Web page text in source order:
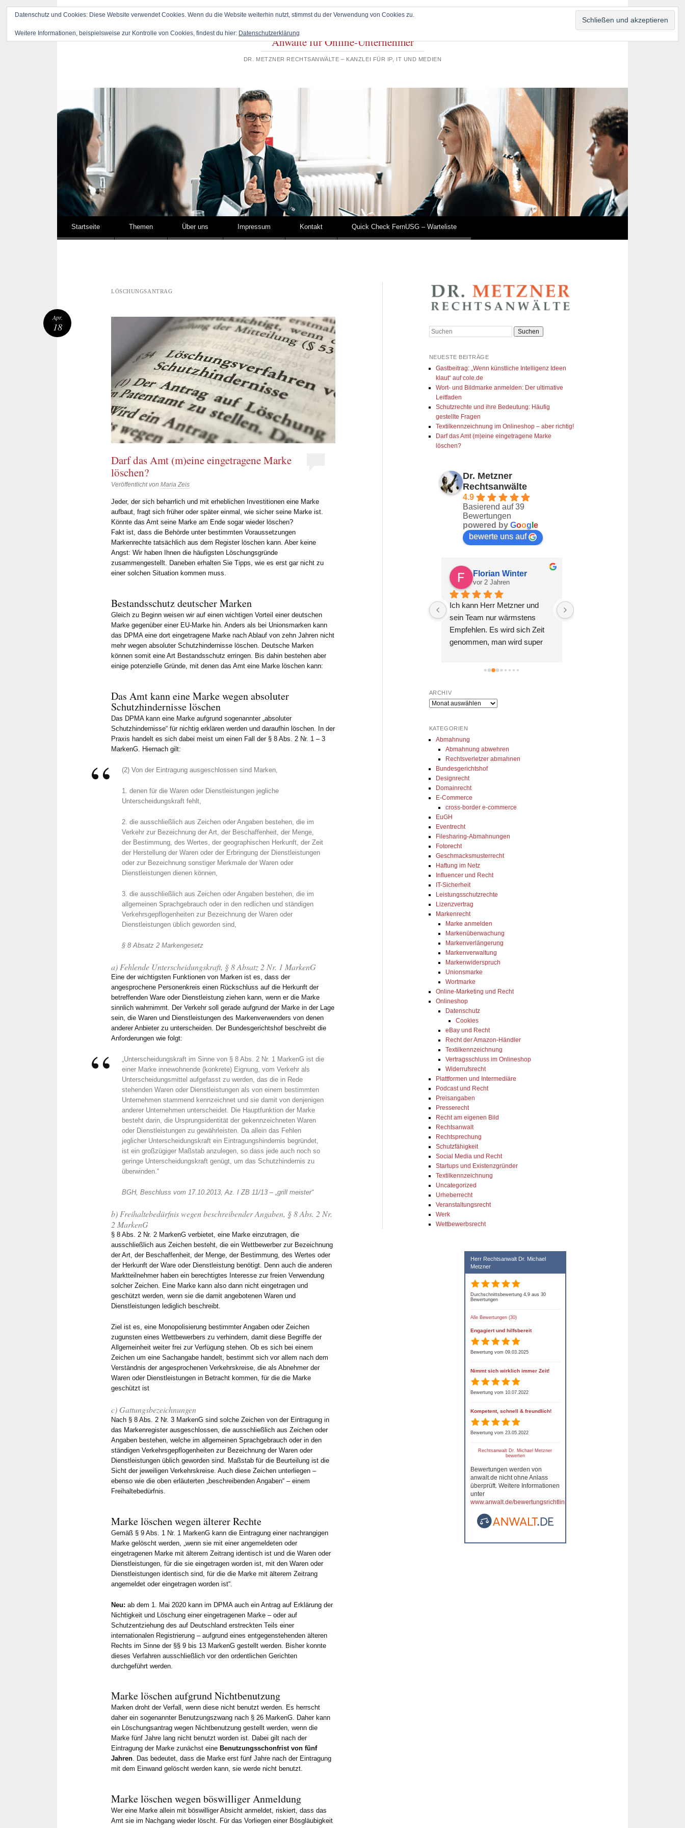
Anwälte für Online-Unternehmer
DR. METZNER RECHTSANWÄLTE – KANZLEI FÜR IP, IT UND MEDIEN
Springe zum Inhalt
Startseite Themen Über uns Impressum Kontakt Quick Check FernUSG – Warteliste
LÖSCHUNGSANTRAG
Darf das Amt (m)eine eingetragene Marke
löschen?
Veröffentlicht von Maria Zeis
Jeder, der sich beharrlich und mit erheblichen Investitionen eine Marke
aufbaut, fragt sich früher oder später einmal, wie sicher seine Marke ist.
Könnte das Amt seine Marke am Ende sogar wieder löschen?
Fakt ist, dass die Behörde unter bestimmten Voraussetzungen
Markenrechte tatsächlich aus dem Register löschen kann. Aber keine
Angst: Wir haben Ihnen die häufigsten Löschungsgründe
zusammengestellt. Daneben erhalten Sie Tipps, wie es erst gar nicht zu
einer solchen Situation kommen muss.
Bestandsschutz deutscher Marken
Gleich zu Beginn weisen wir auf einen wichtigen Vorteil einer deutschen
Marke gegenüber einer EU-Marke hin. Anders als bei Unionsmarken kann
das DPMA eine dort eingetragene Marke nach Ablauf von zehn Jahren nicht
mehr wegen absoluter Schutzhindernisse löschen. Deutsche Marken
können somit eine Art Bestandsschutz erringen. Bis dahin bestehen aber
einige potenzielle Gründe, mit denen das Amt eine Marke löschen kann:
Das Amt kann eine Marke wegen absoluter
Schutzhindernisse löschen
Das DPMA kann eine Marke aufgrund sogenannter „absoluter
Schutzhindernisse“ für nichtig erklären werden und daraufhin löschen. In der
Praxis handelt es sich dabei meist um einen Fall der § 8 Abs. 2 Nr. 1 – 3
MarkenG. Hiernach gilt:
(2) Von der Eintragung ausgeschlossen sind Marken,
1. denen für die Waren oder Dienstleistungen jegliche
Unterscheidungskraft fehlt,
2. die ausschließlich aus Zeichen oder Angaben bestehen, die im
Verkehr zur Bezeichnung der Art, der Beschaffenheit, der Menge,
der Bestimmung, des Wertes, der geographischen Herkunft, der Zeit
der Herstellung der Waren oder der Erbringung der Dienstleistungen
oder zur Bezeichnung sonstiger Merkmale der Waren oder
Dienstleistungen dienen können,
3. die ausschließlich aus Zeichen oder Angaben bestehen, die im
allgemeinen Sprachgebrauch oder in den redlichen und ständigen
Verkehrsgepflogenheiten zur Bezeichnung der Waren oder
Dienstleistungen üblich geworden sind,
§ 8 Absatz 2 Markengesetz
a) Fehlende Unterscheidungskraft, § 8 Absatz 2 Nr. 1 MarkenG
Eine der wichtigsten Funktionen von Marken ist es, dass der
angesprochene Personenkreis einen Rückschluss auf die Herkunft der
betreffenden Ware oder Dienstleistung ziehen kann, wenn er die Marke
sinnlich wahrnimmt. Der Verkehr soll gerade aufgrund der Marke in der Lage
sein, die Waren und Dienstleistungen des Markenverwenders von denen
anderer Anbieter zu unterscheiden. Der Bundesgerichtshof beschreibt die
Anforderungen wie folgt:
„Unterscheidungskraft im Sinne von § 8 Abs. 2 Nr. 1 MarkenG ist die
einer Marke innewohnende (konkrete) Eignung, vom Verkehr als
Unterscheidungsmittel aufgefasst zu werden, das die in Rede
stehenden Waren oder Dienstleistungen als von einem bestimmten
Unternehmen stammend kennzeichnet und sie damit von denjenigen
anderer Unternehmen unterscheidet. Die Hauptfunktion der Marke
besteht darin, die Ursprungsidentität der gekennzeichneten Waren
oder Dienstleistungen zu gewährleisten. Da allein das Fehlen
jeglicher Unterscheidungskraft ein Eintragungshindernis begründet,
ist ein großzügiger Maßstab anzulegen, so dass jede auch noch so
geringe Unterscheidungskraft genügt, um das Schutzhindernis zu
überwinden.“
BGH, Beschluss vom 17.10.2013, Az. I ZB 11/13 – „grill meister“
b) Freihaltebedürfnis wegen beschreibender Angaben, § 8 Abs. 2 Nr.
2 MarkenG
§ 8 Abs. 2 Nr. 2 MarkenG verbietet, eine Marke einzutragen, die
ausschließlich aus Zeichen besteht, die ein Wettbewerber zur Bezeichnung
der Art, der Beschaffenheit, der Menge, der Bestimmung, des Wertes oder
der Herkunft der Ware oder Dienstleistung benötigt. Denn auch die anderen
Marktteilnehmer haben ein berechtigtes Interesse zur freien Verwendung
solcher Zeichen. Eine Marke kann also dann nicht eingetragen und
geschützt werden, wenn sie die damit angebotenen Waren und
Dienstleistungen lediglich beschreibt.
Ziel ist es, eine Monopolisierung bestimmter Angaben oder Zeichen
zugunsten eines Wettbewerbers zu verhindern, damit diese Begriffe der
Allgemeinheit weiter frei zur Verfügung stehen. Ob es sich bei einem
Zeichen um eine Sachangabe handelt, bestimmt sich vor allem nach dem
Verständnis der angesprochenen Verkehrskreise, die als Abnehmer der
Waren oder Dienstleistungen in Betracht kommen, für die die Marke
geschützt ist
c) Gattungsbezeichnungen
Nach § 8 Abs. 2 Nr. 3 MarkenG sind solche Zeichen von der Eintragung in
das Markenregister ausgeschlossen, die ausschließlich aus Zeichen oder
Angaben bestehen, welche im allgemeinen Sprachgebrauch oder in den
ständigen Verkehrsgepflogenheiten zur Bezeichnung der Waren oder
Dienstleistungen üblich geworden sind. Maßstab für die Beurteilung ist die
Sicht der jeweiligen Verkehrskreise. Auch diese Zeichen unterliegen –
ebenso wie die oben erläuterten „beschreibenden Angaben“ – einem
Freihaltebedürfnis.
Marke löschen wegen älterer Rechte
Gemäß § 9 Abs. 1 Nr. 1 MarkenG kann die Eintragung einer nachrangigen
Marke gelöscht werden, „wenn sie mit einer angemeldeten oder
eingetragenen Marke mit älterem Zeitrang identisch ist und die Waren oder
Dienstleistungen, für die sie eingetragen worden ist, mit den Waren oder
Dienstleistungen identisch sind, für die die Marke mit älterem Zeitrang
angemeldet oder eingetragen worden ist“.
Neu: ab dem 1. Mai 2020 kann im DPMA auch ein Antrag auf Erklärung der
Nichtigkeit und Löschung einer eingetragenen Marke – oder auf
Schutzentziehung des auf Deutschland erstreckten Teils einer
internationalen Registrierung – aufgrund eines entgegenstehenden älteren
Rechts im Sinne der §§ 9 bis 13 MarkenG gestellt werden. Bisher konnte
dieses Verfahren ausschließlich vor den ordentlichen Gerichten
durchgeführt werden.
Marke löschen aufgrund Nichtbenutzung
Marken droht der Verfall, wenn diese nicht benutzt werden. Es herrscht
daher ein sogenannter Benutzungszwang nach § 26 MarkenG. Daher kann
ein Löschungsantrag wegen Nichtbenutzung gestellt werden, wenn die
Marke fünf Jahre lang nicht benutzt worden ist. Dabei gilt nach der
Eintragung der Marke zunächst eine Benutzungsschonfrist von fünf
Jahren. Das bedeutet, dass die Marke erst fünf Jahre nach der Eintragung
mit dem Einwand gelöscht werden kann, sie werde nicht benutzt.
Marke löschen wegen böswilliger Anmeldung
Wer eine Marke allein mit böswilliger Absicht anmeldet, riskiert, dass das
Amt sie im Nachgang wieder löscht. Für das Vorliegen einer Bösgläubigkeit
Apr.
18 Suchen
NEUESTE BEITRÄGE
Gastbeitrag: „Wenn künstliche Intelligenz Ideen
klaut“ auf cole.de​
Wort- und Bildmarke anmelden: Der ultimative
Leitfaden
Schutzrechte und ihre Bedeutung: Häufig
gestellte Fragen
Textilkennzeichnung im Onlineshop – aber richtig!
Darf das Amt (m)eine eingetragene Marke
löschen?
Dr. Metzner
Rechtsanwälte
4.9
Basierend auf 39
Bewertungen
powered by Goog e
bewerte uns auf
Alex Krauß
Zuverlässige, kompetente und
schnelle RechtsberatungWir
sind seit einem halben Jahr in
der Betreuung bei Herrn Dr.
Metzner und sehr zufrieden.
Herr Dr. Metzner steht uns in
Seite und gibt uns immer eine
schnelle und kompetente
Einschätzung. Besonders
schätzen wir den
unkomplizierten Austausch
weniger Tage kompetentes
Feedback erhalten. Wir können
ihn als Anwalt und das Team
empfehlen!
professionell, sachlich und
Bereichen beraten und ein
umfangreiches
seine Beratung braucht. Auch
sein Team arbeitet ordentlich
Florian Winter
vor 2 Jahren
Ich kann Herr Metzner und
sein Team nur wärmstens
Empfehlen. Es wird sich Zeit
genommen, man wird super
Möglichkeit gegeben meine
zahlen. So konnte ich mir aus
der Arbeitslosigkeit eine
- vielen Dank!
ARCHIV
Archiv
KATEGORIEN
Abmahnung
Abmahnung abwehren
Rechtsverletzer abmahnen
Bundesgerichtshof
Designrecht
Domainrecht
E-Commerce
cross-border e-commerce
EuGH
Eventrecht
Filesharing-Abmahnungen
Fotorecht
Geschmacksmusterrecht
Haftung im Netz
Influencer und Recht
IT-Sicherheit
Leistungsschutzrechte
Lizenzvertrag
Markenrecht
Marke anmelden
Markenüberwachung
Markenverlängerung
Markenverwaltung
Markenwiderspruch
Unionsmarke
Wortmarke
Online-Marketing und Recht
Onlineshop
Datenschutz
Cookies
eBay und Recht
Recht der Amazon-Händler
Textilkennzeichnung
Vertragsschluss im Onlineshop
Widerrufsrecht
Plattformen und Intermediäre
Podcast und Recht
Preisangaben
Presserecht
Recht am eigenen Bild
Rechtsanwalt
Rechtsprechung
Schutzfähigkeit
Social Media und Recht
Startups und Existenzgründer
Textilkennzeichnung
Uncategorized
Urheberrecht
Veranstaltungsrecht
Werk
Wettbewerbsrecht
Herr Rechtsanwalt Dr. Michael
Metzner
Durchschnittsbewertung 4,9 aus 30
Bewertungen
Alle Bewertungen (30)
Engagiert und hilfsbereit
Bewertung vom 09.03.2025
Nimmt sich wirklich immer Zeit!
Bewertung vom 10.07.2022
Kompetent, schnell & freundlich!
Bewertung vom 23.05.2022
Rechtsanwalt Dr. Michael Metzner
bewerten
Bewertungen werden von
anwalt.de nicht ohne Anlass
überprüft. Weitere Informationen
unter
www.anwalt.de/bewertungsrichtlinien
Datenschutz und Cookies: Diese Website verwendet Cookies. Wenn du die Website weiterhin nutzt, stimmst du der Verwendung von Cookies zu.
Weitere Informationen, beispielsweise zur Kontrolle von Cookies, findest du hier: Datenschutzerklärung